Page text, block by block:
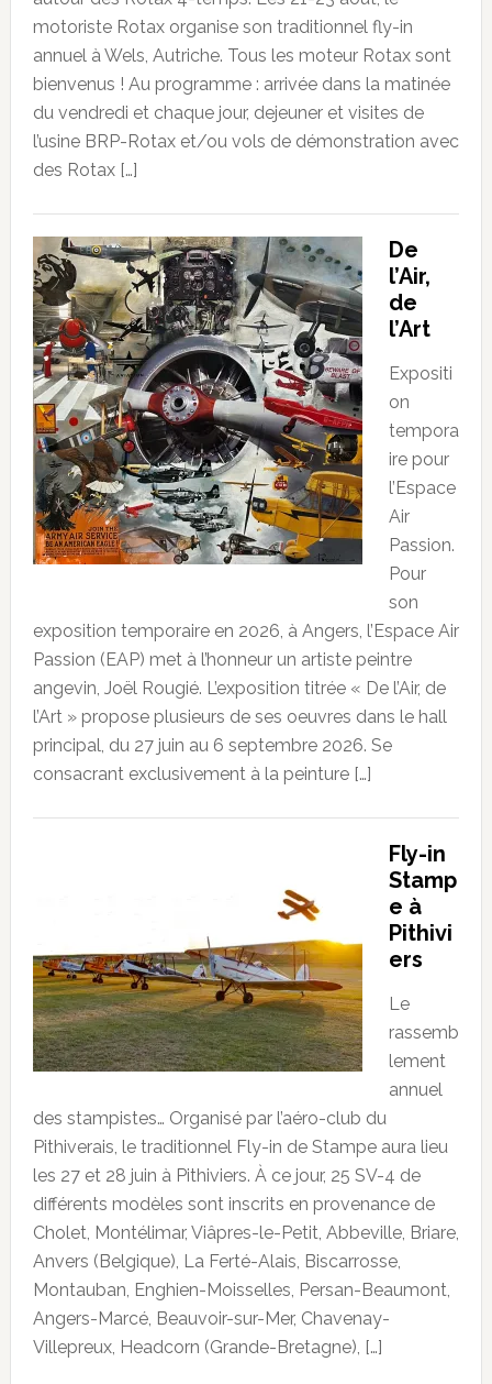
motoriste Rotax organise son traditionnel fly-in
annuel à Wels, Autriche. Tous les moteur Rotax sont
bienvenus ! Au programme : arrivée dans la matinée
du vendredi et chaque jour, dejeuner et visites de
l’usine BRP-Rotax et/ou vols de démonstration avec
des Rotax […]
De
l’Air,
de
l’Art
Expositi
on
tempora
ire pour
l’Espace
Air
Passion.
Pour
son
exposition temporaire en 2026, à Angers, l’Espace Air
Passion (EAP) met à l’honneur un artiste peintre
angevin, Joël Rougié. L’exposition titrée « De l’Air, de
l’Art » propose plusieurs de ses oeuvres dans le hall
principal, du 27 juin au 6 septembre 2026. Se
consacrant exclusivement à la peinture […]
Fly-in
Stamp
e à
Pithivi
ers
Le
rassemb
lement
annuel
des stampistes… Organisé par l’aéro-club du
Pithiverais, le traditionnel Fly-in de Stampe aura lieu
les 27 et 28 juin à Pithiviers. À ce jour, 25 SV-4 de
différents modèles sont inscrits en provenance de
Cholet, Montélimar, Viâpres-le-Petit, Abbeville, Briare,
Anvers (Belgique), La Ferté-Alais, Biscarrosse,
Montauban, Enghien-Moisselles, Persan-Beaumont,
Angers-Marcé, Beauvoir-sur-Mer, Chavenay-
Villepreux, Headcorn (Grande-Bretagne), […]